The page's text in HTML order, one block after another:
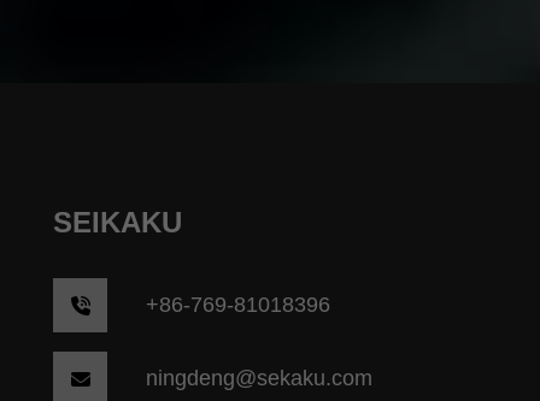
SEIKAKU
+86-769-81018396
ningdeng@sekaku.com